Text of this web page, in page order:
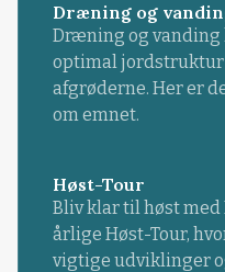
Dræning og
Dræning og
optimal
afgrøderne. Her er
om emnet.
Høst-Tour
Bliv klar til høst
årlige Høst-Tour,
vigtige udviklinger